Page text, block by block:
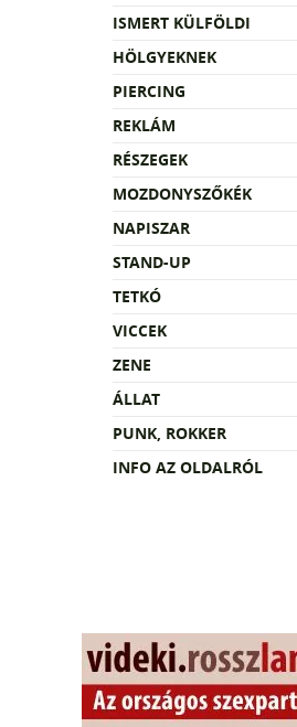
ISMERT KÜLFÖLDI
HÖLGYEKNEK
PIERCING
REKLÁM
RÉSZEGEK
MOZDONYSZŐKÉK
NAPISZAR
STAND-UP
TETKÓ
VICCEK
ZENE
ÁLLAT
PUNK, ROKKER
INFO AZ OLDALRÓL